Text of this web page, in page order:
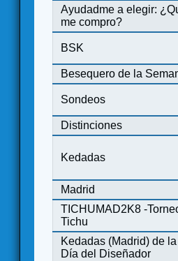
Ayudadme a elegir:
me compro?
BSK
Besequero de la
Sondeos
Distinciones
Kedadas
Madrid
TICHUMAD2K8 -
Tichu
Kedadas (Madrid) de
Día del Diseñador